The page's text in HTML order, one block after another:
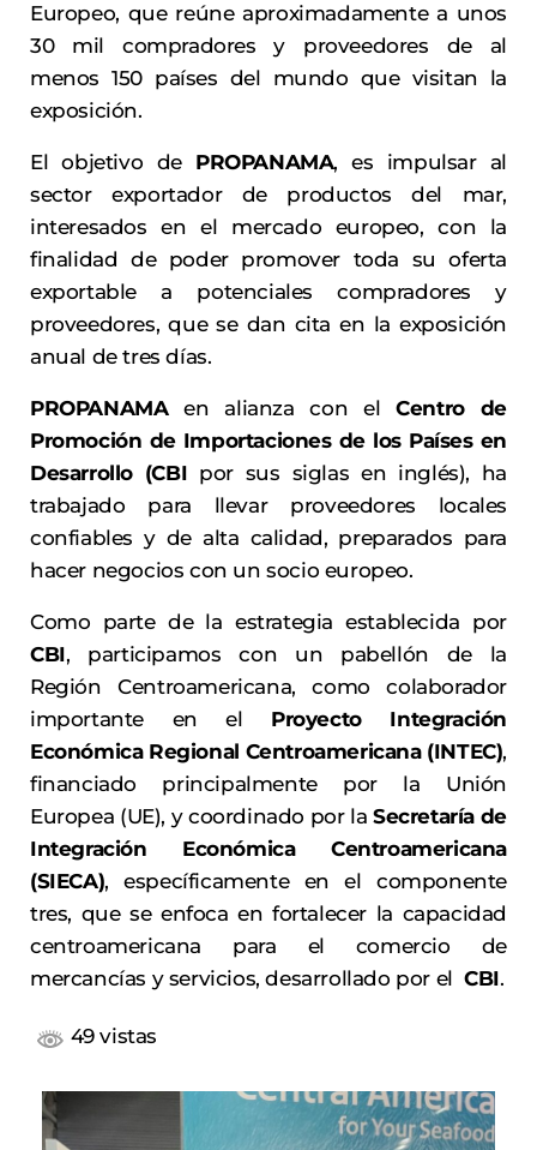
Europeo, que reúne aproximadamente a unos
30 mil compradores y proveedores de al
menos 150 países del mundo que visitan la
exposición.
El objetivo de PROPANAMA, es impulsar al
sector exportador de productos del mar,
interesados en el mercado europeo, con la
finalidad de poder promover toda su oferta
exportable a potenciales compradores y
proveedores, que se dan cita en la exposición
anual de tres días.
PROPANAMAen alianza con elCentro de
Promoción de Importaciones de los Países en
Desarrollo (CBI por sus siglas en inglés), ha
trabajado para llevar proveedores locales
confiables y de alta calidad, preparados para
hacer negocios con un socio europeo.
Como parte de la estrategia establecida por
CBI, participamos con un pabellón de la
Región Centroamericana, como colaborador
importante en el Proyecto Integración
Económica Regional Centroamericana (INTEC),
financiado principalmente por la Unión
Europea (UE), y coordinado por laSecretaría de
Integración Económica Centroamericana
(SIECA), específicamente en el componente
tres, que se enfoca en fortalecer la capacidad
centroamericana para el comercio de
mercancías y servicios, desarrollado por elCBI.
49 vistas